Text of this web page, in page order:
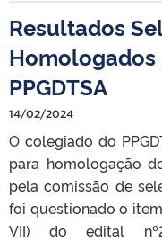
Resultados
PPGDTSA
14/02/2024
O colegiado do
para homologação
pela comissão de
foi questionado o
VII) do edital